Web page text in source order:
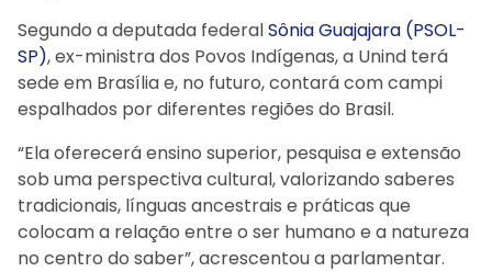
Segundo a deputada federalSônia Guajajara (PSOL-
SP), ex-ministra dos Povos Indígenas, a Unind terá
sede em Brasília e, no futuro, contará com campi
espalhados por diferentes regiões do Brasil.
“Ela oferecerá ensino superior, pesquisa e extensão
sob uma perspectiva cultural, valorizando saberes
tradicionais, línguas ancestrais e práticas que
colocam a relação entre o ser humano e a natureza
no centro do saber”, acrescentou a parlamentar.